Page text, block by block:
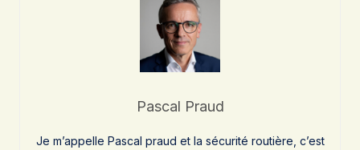
Pascal Praud
Je m’appelle Pascal praud et la sécurité routière, c’est